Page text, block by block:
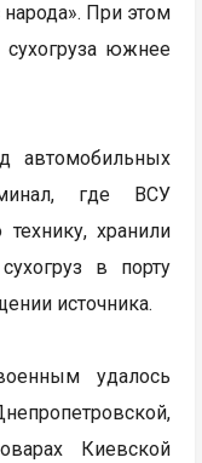
При этом
южнее
автомобильных
где ВСУ
хранили
в порту
источника.
удалось
Киевской